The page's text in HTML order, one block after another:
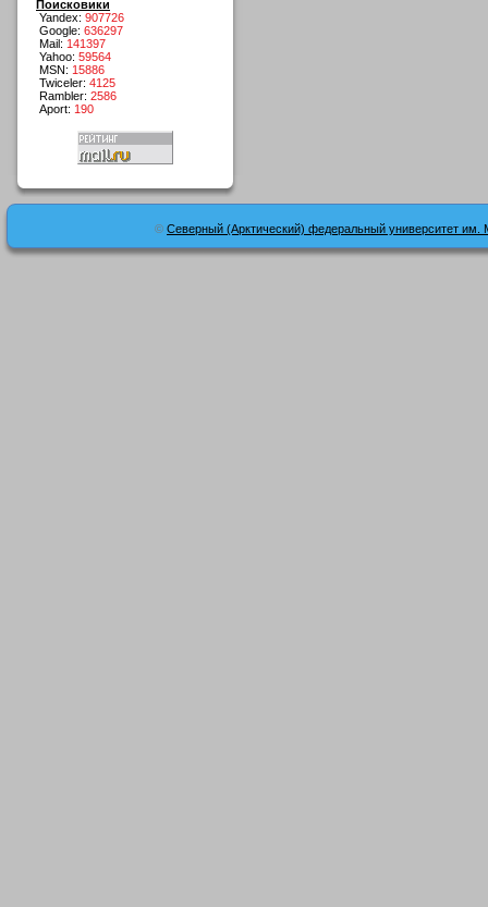
Поисковики
Yandex: 907726
Google: 636297
Mail: 141397
Yahoo: 59564
MSN: 15886
Twiceler: 4125
Rambler: 2586
Aport: 190
© Северный (Арктический) федеральный университет